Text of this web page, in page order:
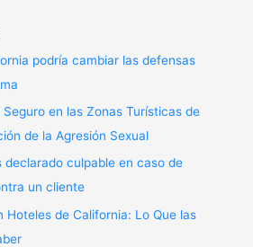
podría cambiar las defensas
en las Zonas Turísticas de
de la Agresión Sexual
declarado culpable en caso de
un cliente
Hoteles de California: Lo Que las